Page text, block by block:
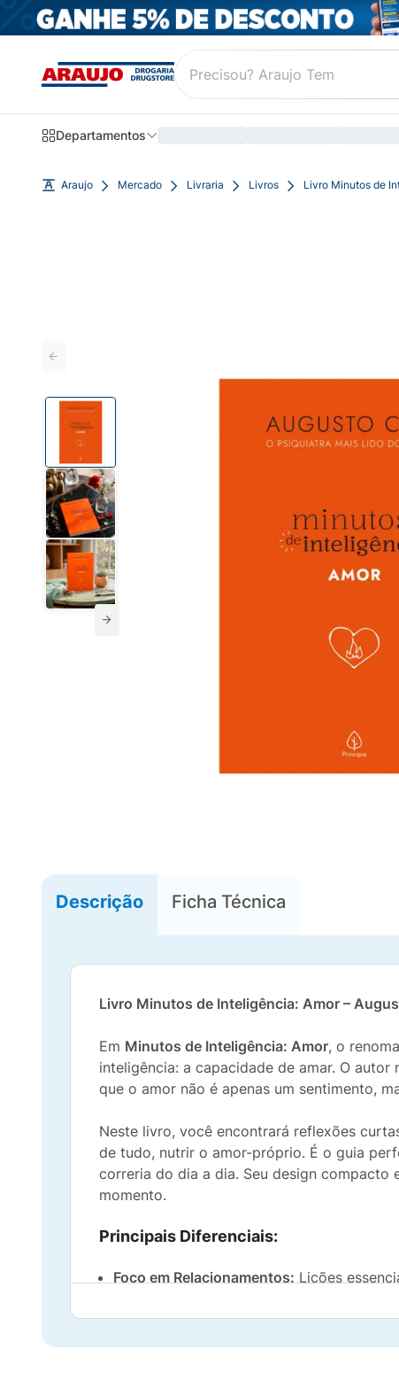
Departamentos
Araujo Mercado Livraria Livros Livro Minutos de
Descrição Ficha Técnica
Livro Minutos de Inteligência: Amor –
Em Minutos de Inteligência: Amor, o
inteligência: a capacidade de amar. O
que o amor não é apenas um sentimento,
Neste livro, você encontrará reflexões
de tudo, nutrir o amor-próprio. É o guia
correria do dia a dia. Seu design compacto
momento.
Principais Diferenciais:
Foco em Relacionamentos: Lições
Inteligência Emocional:Aplicação da